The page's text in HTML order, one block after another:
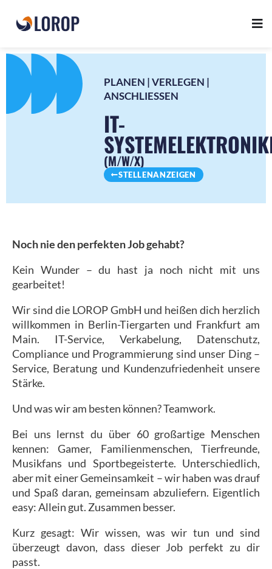
PLANEN | VERLEGEN |
ANSCHLIESSEN
IT-
(M/W/X)
STELLENANZEIGEN
Noch nie den perfekten Job gehabt?
Kein Wunder – du hast ja noch nicht mit uns
gearbeitet!
Wir sind die LOROP GmbH und heißen dich herzlich
willkommen in Berlin-Tiergarten und Frankfurt am
Main. IT-Service, Verkabelung, Datenschutz,
Compliance und Programmierung sind unser Ding –
Service, Beratung und Kundenzufriedenheit unsere
Stärke.
Und was wir am besten können? Teamwork.
Bei uns lernst du über 60 großartige Menschen
kennen: Gamer, Familienmenschen, Tierfreunde,
Musikfans und Sportbegeisterte. Unterschiedlich,
aber mit einer Gemeinsamkeit – wir haben was drauf
und Spaß daran, gemeinsam abzuliefern. Eigentlich
easy: Allein gut. Zusammen besser.
Kurz gesagt: Wir wissen, was wir tun und sind
überzeugt davon, dass dieser Job perfekt zu dir
passt.